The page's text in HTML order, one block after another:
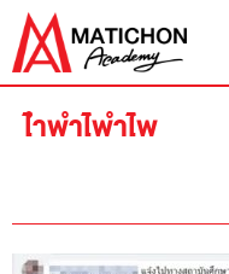
Skip
content
ไำพำไพำไพ